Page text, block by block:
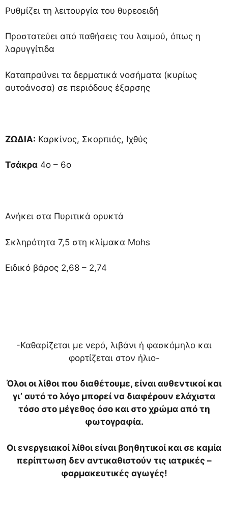
Ρυθμίζει τη λειτουργία του θυρεοειδή
Προστατεύει από παθήσεις του λαιμού, όπως η
λαρυγγίτιδα
Καταπραΰνει τα δερματικά νοσήματα (κυρίως
αυτοάνοσα) σε περιόδους έξαρσης
ΖΩΔΙΑ: Καρκίνος, Σκορπιός, Ιχθύς
Τσάκρα 4ο – 6ο
Ανήκει στα Πυριτικά ορυκτά
Σκληρότητα 7,5 στη κλίμακα Mohs
Ειδικό βάρος 2,68 – 2,74
-Καθαρίζεται με νερό, λιβάνι ή φασκόμηλο και
φορτίζεται στον ήλιο-
Όλοι οι λίθοι που διαθέτουμε, είναι αυθεντικοί και
γι’ αυτό το λόγο μπορεί να διαφέρουν ελάχιστα
τόσο στο μέγεθος όσο και στο χρώμα από τη
φωτογραφία.
Οι ενεργειακοί λίθοι είναι βοηθητικοί και σε καμία
περίπτωση δεν αντικαθιστούν τις ιατρικές –
φαρμακευτικές αγωγές!